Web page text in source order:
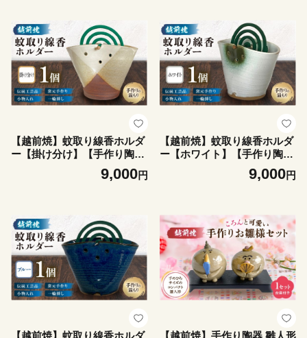
【越前焼】蚊取り線香ホルダ
ー【掛け分け】【手作り陶器
蚊取り線香 蚊取り線香ホルダ
ー 小物入れ インテリア 一輪
9,000円
【越前焼】蚊取り線香ホルダ
ー【ホワイト】【手作り陶器
蚊取り線香 蚊取り線香ホルダ
ー 小物入れ インテリア 一輪
9,000円
【越前焼】蚊取り線香ホルダ 【越前焼】手作り陶器 雛人形